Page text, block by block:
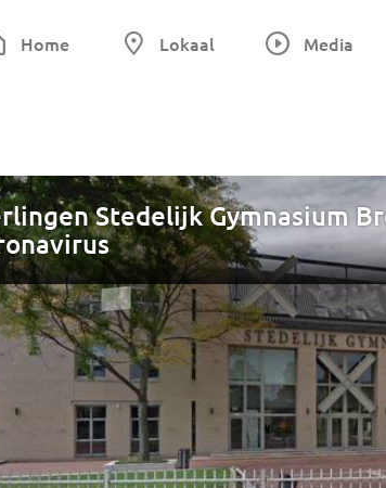
Home Lokaal Media
Stedelijk Gymnasium